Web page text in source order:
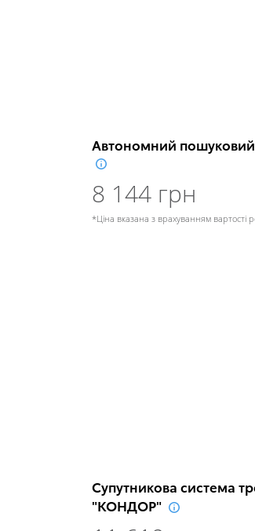
Автономний
8 144 грн
*Ціна вказана з врахуванням вартості
Супутникова система
"КОНДОР"